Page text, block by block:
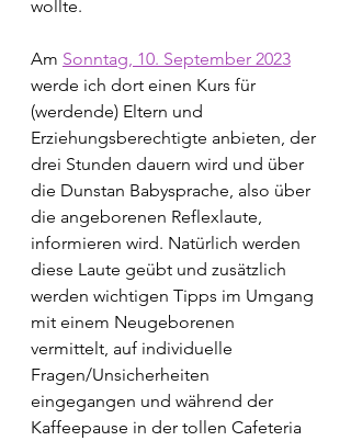
wollte.
Am Sonntag, 10. September 2023
werde ich dort einen Kurs für
(werdende) Eltern und
Erziehungsberechtigte anbieten, der
drei Stunden dauern wird und über
die Dunstan Babysprache, also über
die angeborenen Reflexlaute,
informieren wird. Natürlich werden
diese Laute geübt und zusätzlich
werden wichtigen Tipps im Umgang
mit einem Neugeborenen
vermittelt, auf individuelle
Fragen/Unsicherheiten
eingegangen und während der
Kaffeepause in der tollen Cafeteria